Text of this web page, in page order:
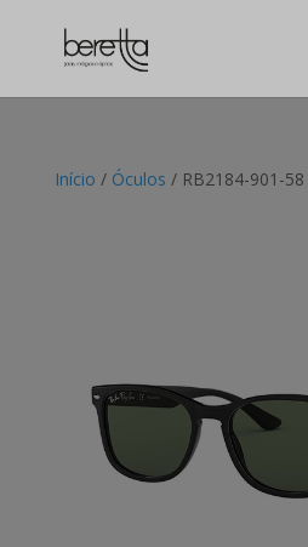
Início / Óculos / RB2184-901-58